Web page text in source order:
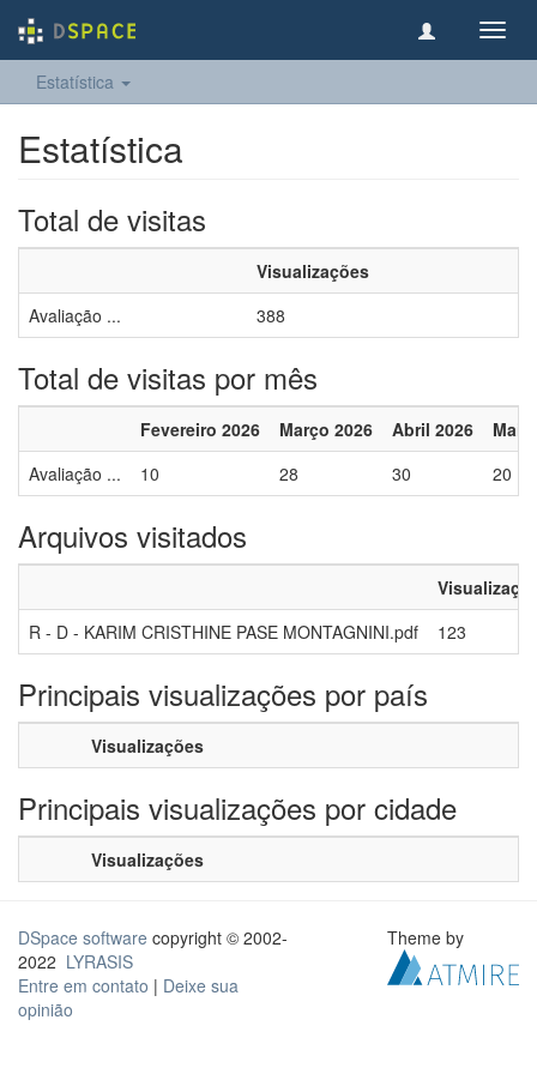
Estatística
Estatística
Total de visitas
Visualizações
Avaliação ...
388
Total de visitas por mês
Fevereiro 2026 Março 2026 Abril 2026
Maio
Avaliação ...
10 28 30 20
Arquivos visitados
R - D - KARIM CRISTHINE PASE MONTAGNINI.pdf
123
Principais visualizações por país
Visualizações
Principais visualizações por cidade
Visualizações
DSpace software copyright © 2002-
2022 LYRASIS
Entre em contato | Deixe sua
opinião
Theme by